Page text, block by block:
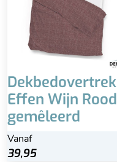
Dekbedovertrek
Effen Wijn Rood
gemêleerd
Vanaf
39,95